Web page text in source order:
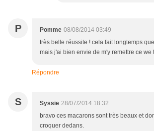
P Pomme 08/08/2014 03:49
très belle réussite ! cela fait longtemps
mais j'ai bien envie de m'y remettre ce we
Répondre
S Syssie 28/07/2014 18:32
bravo ces macarons sont très beaux et
croquer dedans.